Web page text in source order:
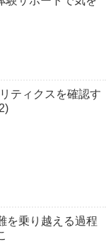
ティクスを確認す
を乗り越える過程